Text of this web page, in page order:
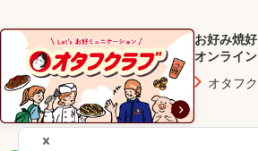
お好み焼
オンライ
オタフ